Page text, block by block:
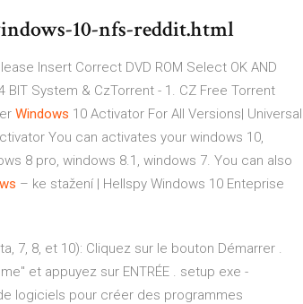
10-nfs-reddit.html
Insert Correct DVD ROM Select OK AND
BIT System & CzTorrent - 1. CZ Free Torrent
Windows 10 Activator For All Versions| Universal
You can activates your windows 10,
8 pro, windows 8.1, windows 7. You can also
– ke stažení | Hellspy Windows 10 Enteprise
7, 8, et 10): Cliquez sur le bouton Démarrer .
et appuyez sur ENTRÉE . setup exe -
logiciels pour créer des programmes